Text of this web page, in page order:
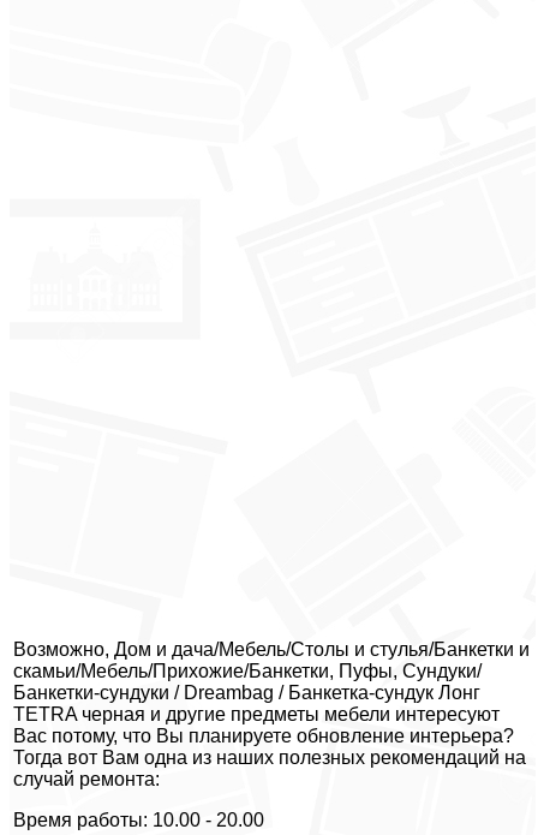
Возможно, Дом и дача/Мебель/Столы и стулья/Банкетки и
скамьи/Мебель/Прихожие/Банкетки, Пуфы, Сундуки/
Банкетки-сундуки / Dreambag / Банкетка-сундук Лонг
TETRA черная и другие предметы мебели интересуют
Вас потому, что Вы планируете обновление интерьера?
Тогда вот Вам одна из наших полезных рекомендаций на
случай ремонта:
Время работы: 10.00 - 20.00